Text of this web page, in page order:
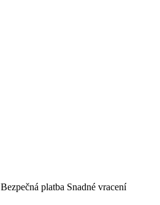
Bezpečná platba Snadné vracení